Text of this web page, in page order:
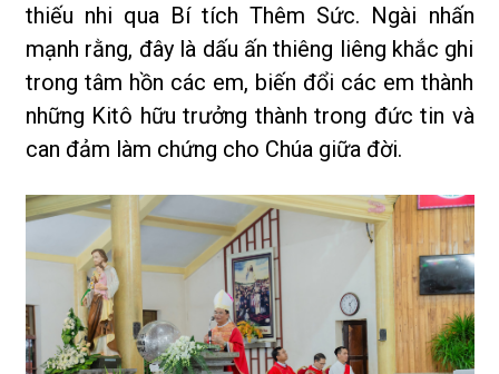
thiếu nhi qua Bí tích Thêm Sức. Ngài nhấn
mạnh rằng, đây là dấu ấn thiêng liêng khắc ghi
trong tâm hồn các em, biến đổi các em thành
những Kitô hữu trưởng thành trong đức tin và
can đảm làm chứng cho Chúa giữa đời.